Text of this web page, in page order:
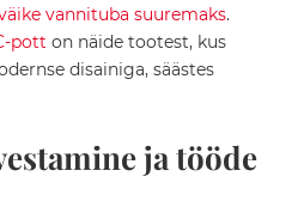
vannituba suuremaks.
pott on näide tootest, kus
disainiga, säästes
ja tööde